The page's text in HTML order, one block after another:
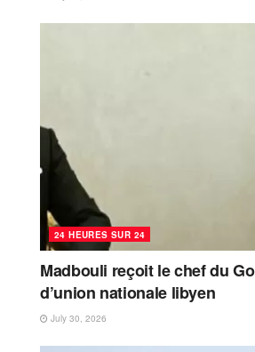
24 HEURES SUR 24
Madbouli reçoit le chef du
d’union nationale libyen
July 30, 2026